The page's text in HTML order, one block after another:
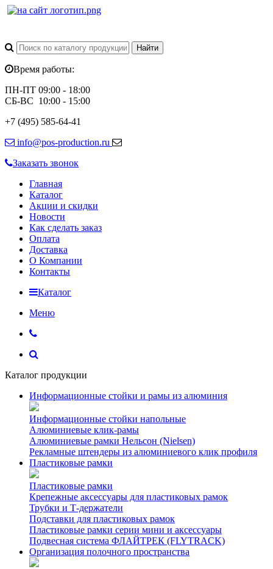
Время работы:
ПН-ПТ 09:00 - 18:00
СБ-ВС 10:00 - 15:00
+7 (495) 585-64-41
info@pos-production.ru
Заказать звонок
Главная
Каталог
Акции и скидки
Новости
Как сделать заказ
Оплата
Доставка
О Компании
Контакты
Каталог
Меню
Каталог продукции
Информационные стойки и рамы из алюминия
Информационные стойки напольные
Алюминиевые клик-рамы
Алюминиевые рамки Нельсон (Nielsen)
Рекламные штендеры из алюминиевого клик профиля
Пластиковые рамки
Пластиковые рамки
Крепежные аксессуары для пластиковых рамок
Трубки и Т-держатели
Подставки для пластиковых рамок
Пластиковые рамки серии мини и аксессуары
Подвесная система ФЛАЙТРЕК (FLYTRACK)
Организация полочного пространства